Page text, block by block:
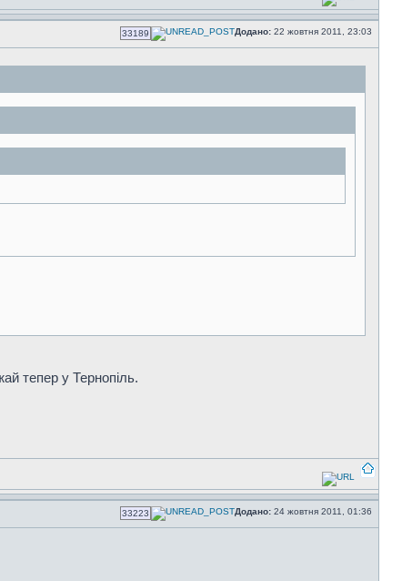
33189 Додано: 22 жовтня 2011, 23:03
тепер у Тернопіль.
33223 Додано: 24 жовтня 2011, 01:36